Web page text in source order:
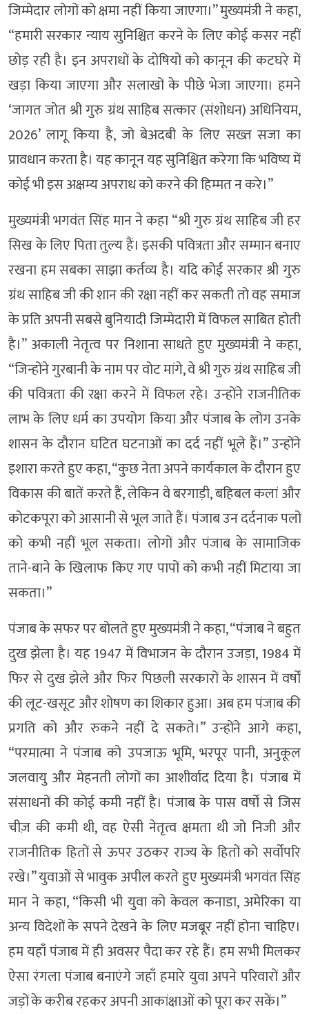
जिम्मेदार लोगों को क्षमा नहीं किया जाएगा।” मुख्यमंत्री ने कहा,
“हमारी सरकार न्याय सुनिश्चित करने के लिए कोई कसर नहीं
छोड़ रही है। इन अपराधों के दोषियों को कानून की कटघरे में
खड़ा किया जाएगा और सलाखों के पीछे भेजा जाएगा। हमने
‘जागत जोत श्री गुरु ग्रंथ साहिब सत्कार (संशोधन) अधिनियम,
2026’ लागू किया है, जो बेअदबी के लिए सख्त सजा का
प्रावधान करता है। यह कानून यह सुनिश्चित करेगा कि भविष्य में
कोई भी इस अक्षम्य अपराध को करने की हिम्मत न करे।”
मुख्यमंत्री भगवंत सिंह मान ने कहा “श्री गुरु ग्रंथ साहिब जी हर
सिख के लिए पिता तुल्य हैं। इसकी पवित्रता और सम्मान बनाए
रखना हम सबका साझा कर्तव्य है। यदि कोई सरकार श्री गुरु
ग्रंथ साहिब जी की शान की रक्षा नहीं कर सकती तो वह समाज
के प्रति अपनी सबसे बुनियादी जिम्मेदारी में विफल साबित होती
है।” अकाली नेतृत्व पर निशाना साधते हुए मुख्यमंत्री ने कहा,
“जिन्होंने गुरबानी के नाम पर वोट मांगे, वे श्री गुरु ग्रंथ साहिब जी
की पवित्रता की रक्षा करने में विफल रहे। उन्होंने राजनीतिक
लाभ के लिए धर्म का उपयोग किया और पंजाब के लोग उनके
शासन के दौरान घटित घटनाओं का दर्द नहीं भूले हैं।” उन्होंने
इशारा करते हुए कहा, “कुछ नेता अपने कार्यकाल के दौरान हुए
विकास की बातें करते हैं, लेकिन वे बरगाड़ी, बहिबल कलां और
कोटकपूरा को आसानी से भूल जाते हैं। पंजाब उन दर्दनाक पलों
को कभी नहीं भूल सकता। लोगों और पंजाब के सामाजिक
ताने-बाने के खिलाफ किए गए पापों को कभी नहीं मिटाया जा
सकता।”
पंजाब के सफर पर बोलते हुए मुख्यमंत्री ने कहा, “पंजाब ने बहुत
दुख झेला है। यह 1947 में विभाजन के दौरान उजड़ा, 1984 में
फिर से दुख झेले और फिर पिछली सरकारों के शासन में वर्षों
की लूट-खसूट और शोषण का शिकार हुआ। अब हम पंजाब की
प्रगति को और रुकने नहीं दे सकते।” उन्होंने आगे कहा,
“परमात्मा ने पंजाब को उपजाऊ भूमि, भरपूर पानी, अनुकूल
जलवायु और मेहनती लोगों का आशीर्वाद दिया है। पंजाब में
संसाधनों की कोई कमी नहीं है। पंजाब के पास वर्षों से जिस
चीज़ की कमी थी, वह ऐसी नेतृत्व क्षमता थी जो निजी और
राजनीतिक हितों से ऊपर उठकर राज्य के हितों को सर्वोपरि
रखे।” युवाओं से भावुक अपील करते हुए मुख्यमंत्री भगवंत सिंह
मान ने कहा, “किसी भी युवा को केवल कनाडा, अमेरिका या
अन्य विदेशों के सपने देखने के लिए मजबूर नहीं होना चाहिए।
हम यहाँ पंजाब में ही अवसर पैदा कर रहे हैं। हम सभी मिलकर
ऐसा रंगला पंजाब बनाएंगे जहाँ हमारे युवा अपने परिवारों और
जड़ों के करीब रहकर अपनी आकांक्षाओं को पूरा कर सकें।”